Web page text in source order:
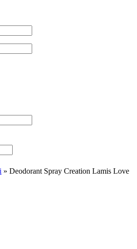
» Deodorant Spray Creation Lamis Love